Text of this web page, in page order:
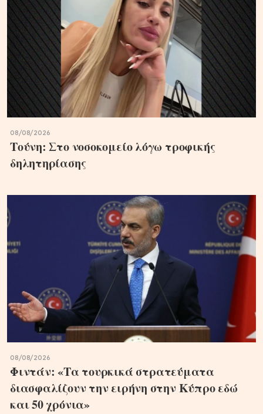
08/08/2026
Τούνη: Στο νοσοκομείο λόγω τροφικής
δηλητηρίασης
08/08/2026
Φιντάν: «Τα τουρκικά στρατεύματα
διασφαλίζουν την ειρήνη στην Κύπρο εδώ
και 50 χρόνια»